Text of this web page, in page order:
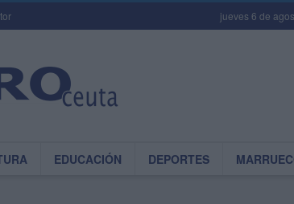
jueves 6 de
EDUCACIÓN DEPORTES